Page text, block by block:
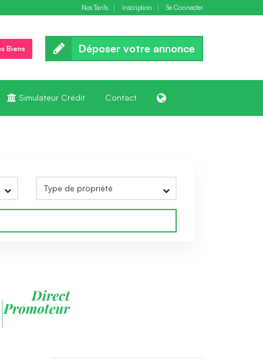
Nos Tarifs Inscription Se Connecter
Biens Déposer votre annonce
Simulateur Crédit Contact